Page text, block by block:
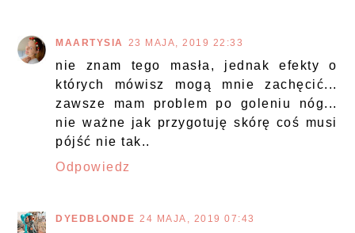
MAARTYSIA 23 MAJA, 2019 22:33
nie znam tego masła, jednak efekty o
których mówisz mogą mnie zachęcić...
zawsze mam problem po goleniu nóg...
nie ważne jak przygotuję skórę coś musi
pójść nie tak..
Odpowiedz
DYEDBLONDE 24 MAJA, 2019 07:43